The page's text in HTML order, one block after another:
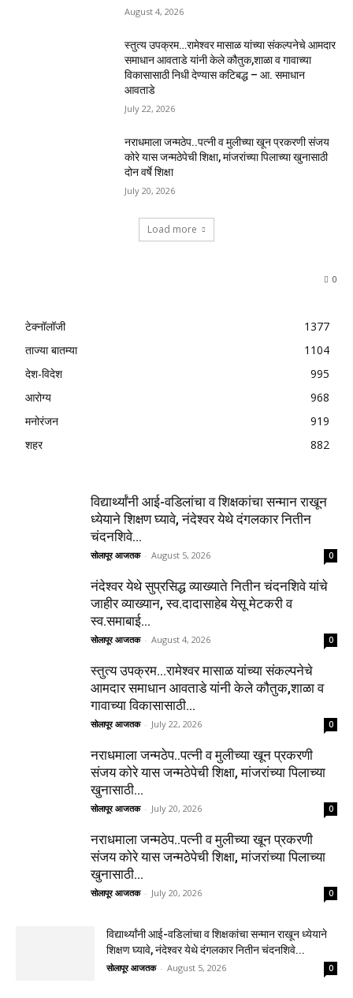
August 4, 2026
स्तुत्य उपक्रम…रामेश्वर मासाळ यांच्या संकल्पनेचे आमदार
समाधान आवताडे यांनी केले कौतुक,शाळा व गावाच्या
विकासासाठी निधी देण्यास कटिबद्ध – आ. समाधान
आवताडे
July 22, 2026
नराधमाला जन्मठेप..पत्नी व मुलीच्या खून प्रकरणी संजय
कोरे यास जन्मठेपेची शिक्षा, मांजरांच्या पिलाच्या खुनासाठी
दोन वर्षे शिक्षा
July 20, 2026
Load more
0
टेक्नॉलॉजी
1377
ताज्या बातम्या
1104
देश-विदेश
995
आरोग्य
968
मनोरंजन
919
शहर
882
विद्यार्थ्यांनी आई-वडिलांचा व शिक्षकांचा सन्मान राखून
ध्येयाने शिक्षण घ्यावे, नंदेश्वर येथे दंगलकार नितीन
चंदनशिवे...
सोलापूर आजतक - August 5, 2026 0
नंदेश्वर येथे सुप्रसिद्ध व्याख्याते नितीन चंदनशिवे यांचे
जाहीर व्याख्यान, स्व.दादासाहेब येसू मेटकरी व
स्व.समाबाई...
सोलापूर आजतक - August 4, 2026 0
स्तुत्य उपक्रम…रामेश्वर मासाळ यांच्या संकल्पनेचे
आमदार समाधान आवताडे यांनी केले कौतुक,शाळा व
गावाच्या विकासासाठी...
सोलापूर आजतक - July 22, 2026 0
नराधमाला जन्मठेप..पत्नी व मुलीच्या खून प्रकरणी
संजय कोरे यास जन्मठेपेची शिक्षा, मांजरांच्या पिलाच्या
खुनासाठी...
सोलापूर आजतक - July 20, 2026 0
नराधमाला जन्मठेप..पत्नी व मुलीच्या खून प्रकरणी
संजय कोरे यास जन्मठेपेची शिक्षा, मांजरांच्या पिलाच्या
खुनासाठी...
सोलापूर आजतक - July 20, 2026 0
विद्यार्थ्यांनी आई-वडिलांचा व शिक्षकांचा सन्मान राखून ध्येयाने
शिक्षण घ्यावे, नंदेश्वर येथे दंगलकार नितीन चंदनशिवे...
सोलापूर आजतक - August 5, 2026 0